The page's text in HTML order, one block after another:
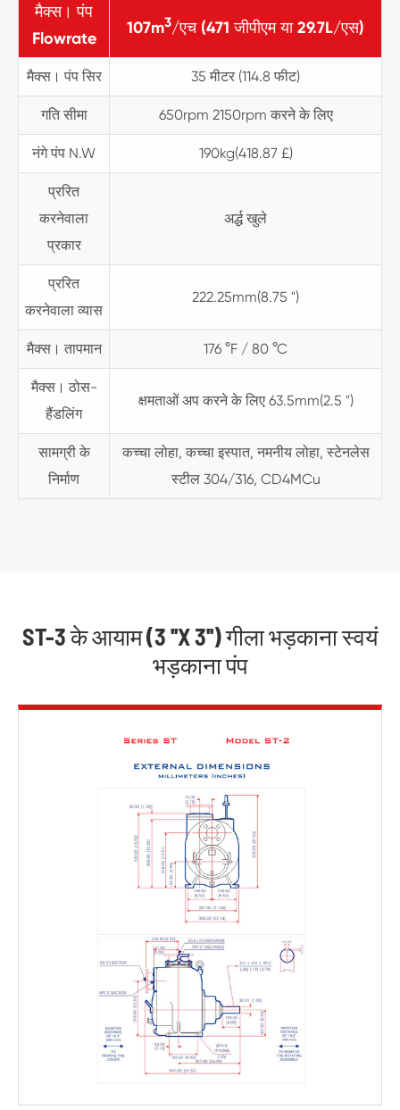
मैक्स। पंप
Flowrate
107m3/एच (471 जीपीएम या 29.7L/एस)
मैक्स। पंप सिर 35 मीटर (114.8 फीट)
गति सीमा 650rpm 2150rpm करने के लिए
नंगे पंप N.W 190kg(418.87 £)
प्ररित
करनेवाला
प्रकार
अर्द्ध खुले
प्ररित
करनेवाला व्यास
222.25mm(8.75 ")
मैक्स। तापमान 176 °F / 80 °C
मैक्स। ठोस-
हैंडलिंग
क्षमताओं अप करने के लिए 63.5mm(2.5 ")
सामग्री के
निर्माण
कच्चा लोहा, कच्चा इस्पात, नमनीय लोहा, स्टेनलेस
स्टील 304/316, CD4MCu
ST-3 के आयाम (3 ''X 3'') गीला भड़काना स्वयं
भड़काना पंप